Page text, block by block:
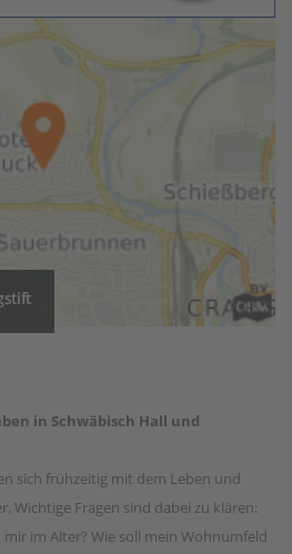
in Schwäbisch Hall und
sich frühzeitig mit dem Leben und
Wichtige Fragen sind dabei zu klären:
mir im Alter? Wie soll mein Wohnumfeld